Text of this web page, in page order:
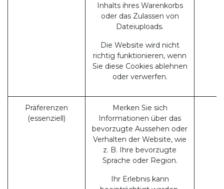
Inhalts ihres Warenkorbs
oder das Zulassen von
Dateiuploads.
Die Website wird nicht
richtig funktionieren, wenn
Sie diese Cookies ablehnen
oder verwerfen.
Präferenzen
(essenziell)
Merken Sie sich
Informationen über das
bevorzugte Aussehen oder
Verhalten der Website, wie
z. B. Ihre bevorzugte
Sprache oder Region.
Ihr Erlebnis kann